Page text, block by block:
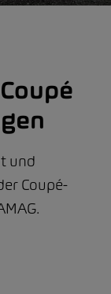
und
Coupé-